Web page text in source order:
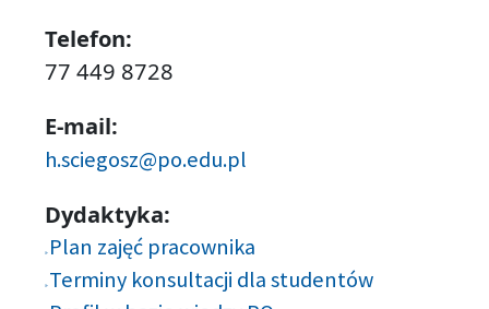
Telefon:
77 449 8728
E-mail:
h.sciegosz@po.edu.pl
Dydaktyka:
Plan zajęć pracownika
Terminy konsultacji dla studentów